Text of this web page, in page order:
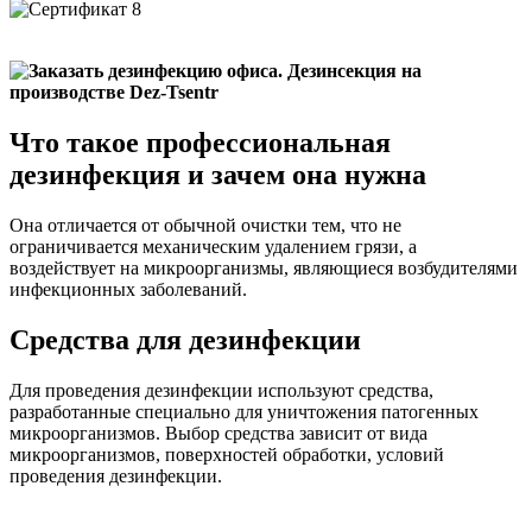
Что такое профессиональная
дезинфекция и зачем она нужна
Она отличается от обычной очистки тем, что не
ограничивается механическим удалением грязи, а
воздействует на микроорганизмы, являющиеся возбудителями
инфекционных заболеваний.
Средства для дезинфекции
Для проведения дезинфекции используют средства,
разработанные специально для уничтожения патогенных
микроорганизмов. Выбор средства зависит от вида
микроорганизмов, поверхностей обработки, условий
проведения дезинфекции.